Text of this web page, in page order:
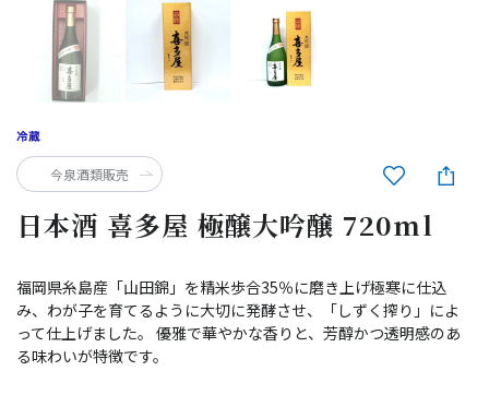
日本酒 喜多屋 極醸大吟醸 720ml
福岡県糸島産「山田錦」を精米歩合35％に磨き上げ極寒に仕込
み、わが子を育てるように大切に発酵させ、「しずく搾り」によ
って仕上げました。 優雅で華やかな香りと、芳醇かつ透明感のあ
る味わいが特徴です。
今泉酒類販売